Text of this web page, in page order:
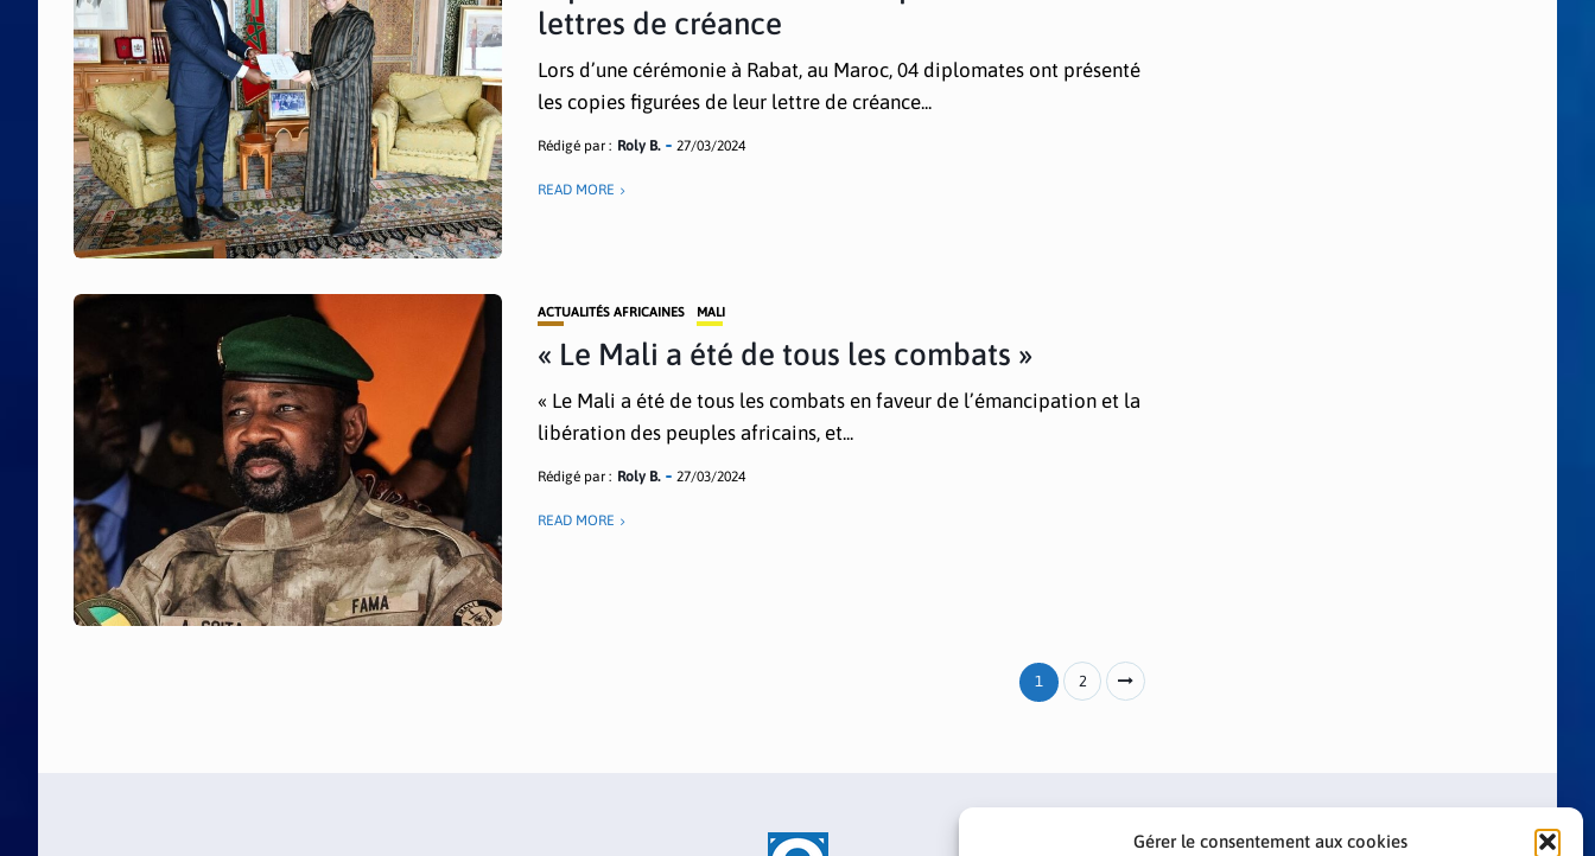
Gérer le consentement aux cookies
lettres de créance
Lors d’une cérémonie à Rabat, au Maroc, 04 diplomates ont présenté
les copies figurées de leur lettre de créance...
Rédigé par : Roly B. 27/03/2024
READ MORE
ACTUALITÉS AFRICAINES MALI
« Le Mali a été de tous les combats »
« Le Mali a été de tous les combats en faveur de l’émancipation et la
libération des peuples africains, et...
Rédigé par : Roly B. 27/03/2024
READ MORE
1 2